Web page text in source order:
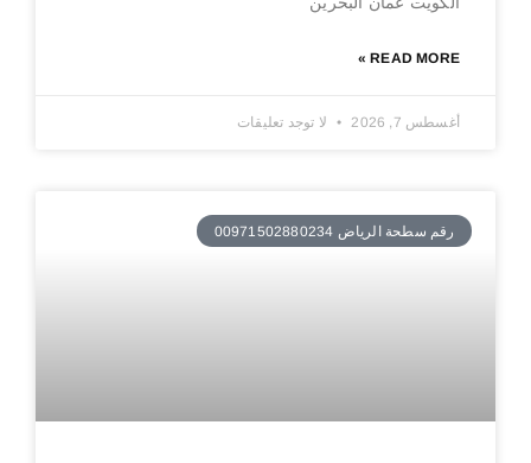
READ MORE »
أغسطس 7, 2026 لا توجد تعليقات
رقم سطحة الرياض 00971502880234